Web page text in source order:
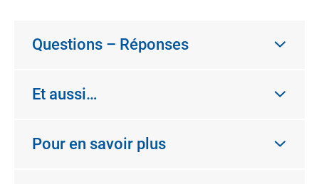
Questions – Réponses
Et aussi…
Pour en savoir plus